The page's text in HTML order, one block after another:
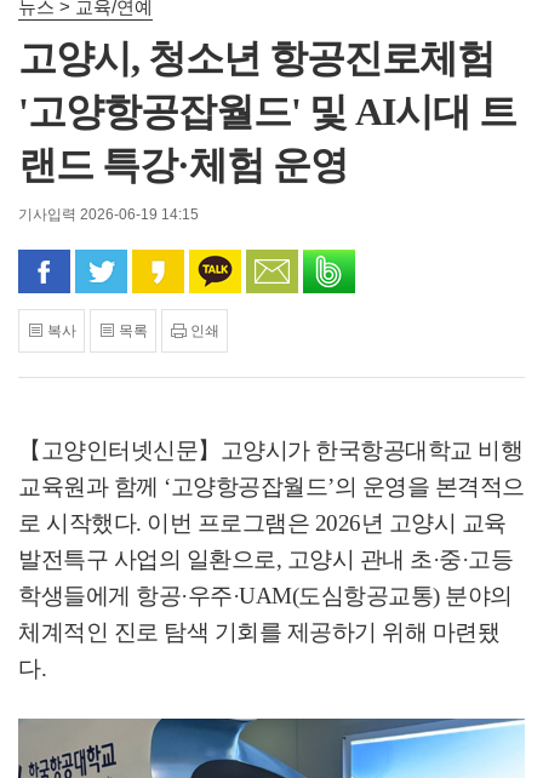
뉴스 > 교육/연예
고양시, 청소년 항공진로체험
'고양항공잡월드' 및 AI시대 트
랜드 특강·체험 운영
기사입력 2026-06-19 14:15
페이스북으로 공유
트위터로 공유카카오 스토리로 공유
카카오톡으로 공유
문자로 공유
복사 목록 인쇄
【고양인터넷신문】
고양시가 한국항공대학교 비행
교육원과 함께 ‘고양항공잡월드’의 운영을 본격적으
로 시작했다. 이번 프로그램은 2026년 고양시 교육
발전특구 사업의 일환으로, 고양시 관내 초·중·고등
학생들에게 항공·우주·UAM(도심항공교통) 분야의
체계적인 진로 탐색 기회를 제공하기 위해 마련됐
다.